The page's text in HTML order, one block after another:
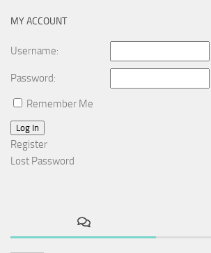
MY ACCOUNT
Username:
Password:
Remember Me
Log In
Register
Lost Password